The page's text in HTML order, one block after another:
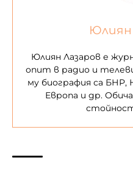
Юлиян
Юлиян Лазаров е
опит в радио и
му биография са БНР,
Европа и др.